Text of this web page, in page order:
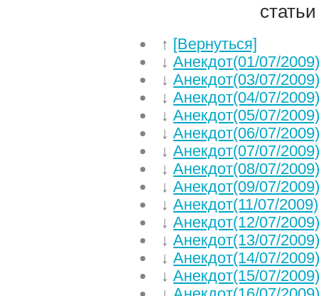
↑ [Вернуться]
↓Анекдот(01/07/
↓Анекдот(03/07/
↓Анекдот(04/07/
↓Анекдот(05/07/
↓Анекдот(06/07/
↓Анекдот(07/07/
↓Анекдот(08/07/
↓Анекдот(09/07/
↓Анекдот(11/07/2009)
↓Анекдот(12/07/
↓Анекдот(13/07/
↓Анекдот(14/07/
↓Анекдот(15/07/